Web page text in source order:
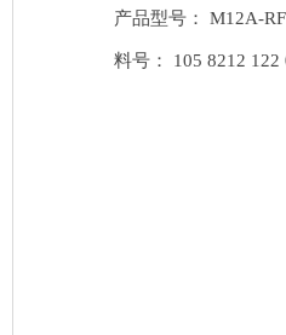
产品型号： M12A-RF12-R-PG9-
料号： 105 8212 122 002ㅤㅤㅤㅤㅤㅤ